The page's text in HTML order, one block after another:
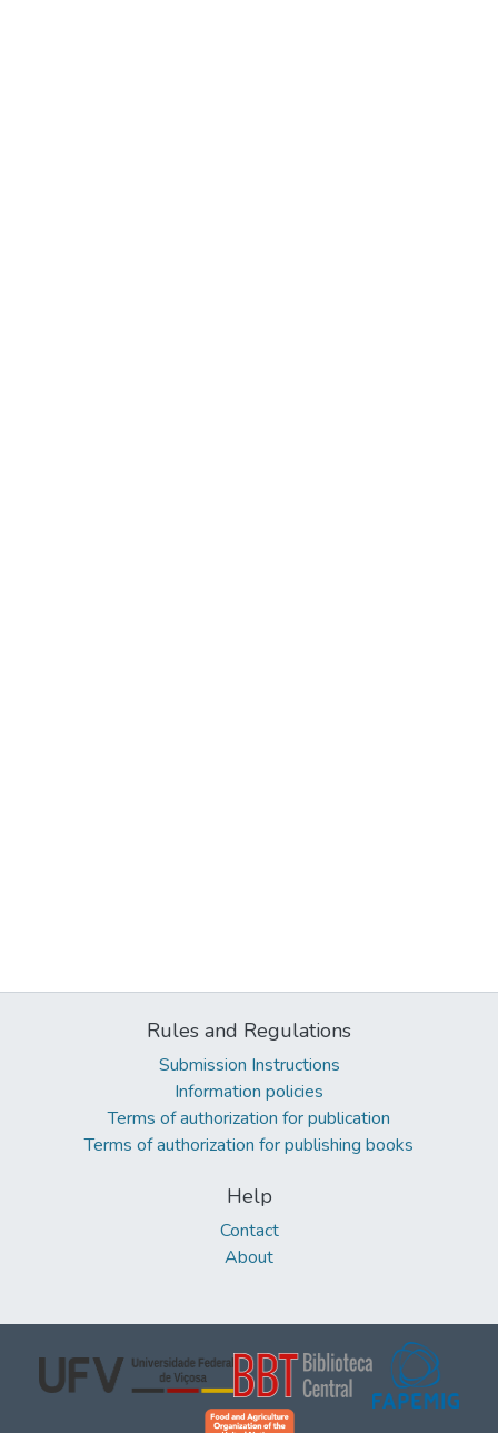
Rules and Regulations
Submission Instructions
Information policies
Terms of authorization for publication
Terms of authorization for publishing books
Help
Contact
About